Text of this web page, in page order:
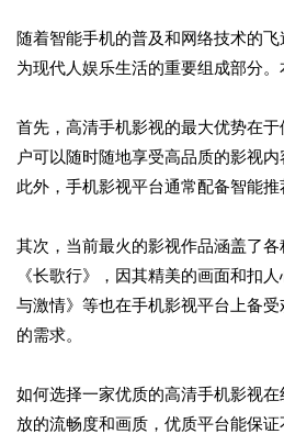
随着智能手机的普及和网络技术的
为现代人娱乐生活的重要组成部分
首先，高清手机影视的最大优势在
户可以随时随地享受高品质的影视
此外，手机影视平台通常配备智能
其次，当前最火的影视作品涵盖了
《长歌行》，因其精美的画面和扣
与激情》等也在手机影视平台上备
的需求。
如何选择一家优质的高清手机影视
放的流畅度和画质，优质平台能保